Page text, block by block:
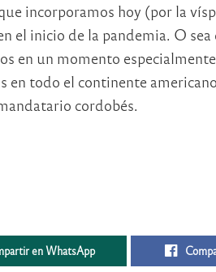
incorporamos hoy (por la
el inicio de la pandemia. O
en un momento
en todo el continente
cordobés.
en WhatsApp